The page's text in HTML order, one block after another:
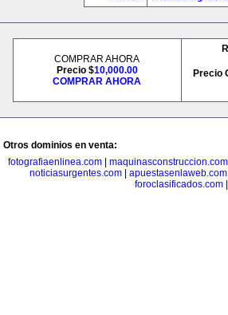
COMPRAR AHORA
Precio $10,000.00
COMPRAR AHORA
Precio
Otros dominios en venta:
fotografiaenlinea.com
maquinasconstruccion.com
noticiasurgentes.com| apuestasenlaweb.com
foroclasificados.com|